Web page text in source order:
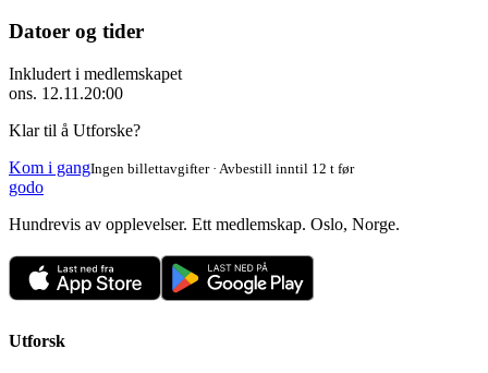
Datoer og tider
Inkludert i medlemskapet
ons. 12.11.20:00
Klar til å Utforske?
Kom i gangIngen billettavgifter · Avbestill inntil 12 t før
godo
Hundrevis av opplevelser. Ett medlemskap. Oslo, Norge.
Utforsk